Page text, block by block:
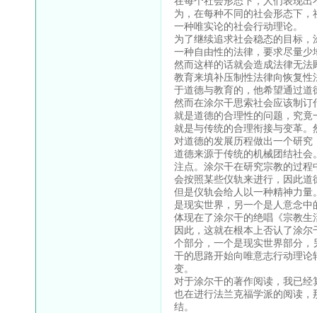
为，在每种不同的社会形态下
一种唯实论的社会行动理论。
为了继续追求社会稳态的目标
一种自由性的法律，要求尽量
然而这样的话就会造成法律无
教育来填补压制性法律向恢复
于道德与教育的，他希望通过
然而在涂尔干思索社会应该制
就是道德的合理性的问题，究
就是与传统的合理衔接与变革
对道德的发展历程做出一个研
道德来源于传统的机械团结社
注点。涂尔干在研究宗教的过
会按照某些仪轨来进行，因此
但是仪轨会给人以一种精神力
是现实世界，另一个是人意念
体现在了涂尔干的绝唱《宗教
因此，这就在根本上否认了涂
个部分，一个是现实世界部分
干的思路开始向唯意志行动理
变。
对于涂尔干的著作阅读，我已
也在进行法兰克福学派的阅读
结。